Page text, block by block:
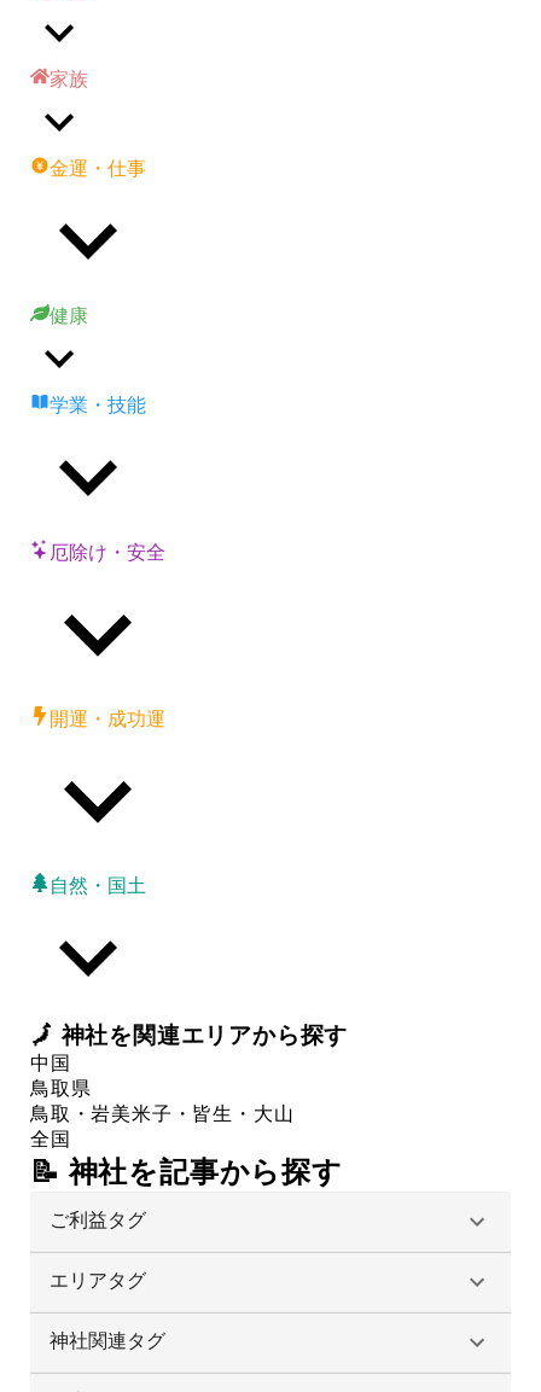
家族
金運・仕事
健康
学業・技能
厄除け・安全
開運・成功運
自然・国土
🗾神社を関連エリアから探す
中国
鳥取県
鳥取・岩美米子・皆生・大山
全国
📝 神社を記事から探す
ご利益タグ
エリアタグ
神社関連タグ